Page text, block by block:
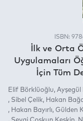
ISBN:
İlk ve Orta
Uygulamaları
İçin Tüm
Elif Börklüoğlu Ayşegül
Sibel Çelik
Hakan
Hakan Bayırlı
Gülden